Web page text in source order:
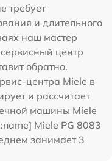
требует
и длительного
наш мастер
центр
обратно.
центра Miele в
и рассчитает
машины Miele
Miele PG 8083
занимает 3